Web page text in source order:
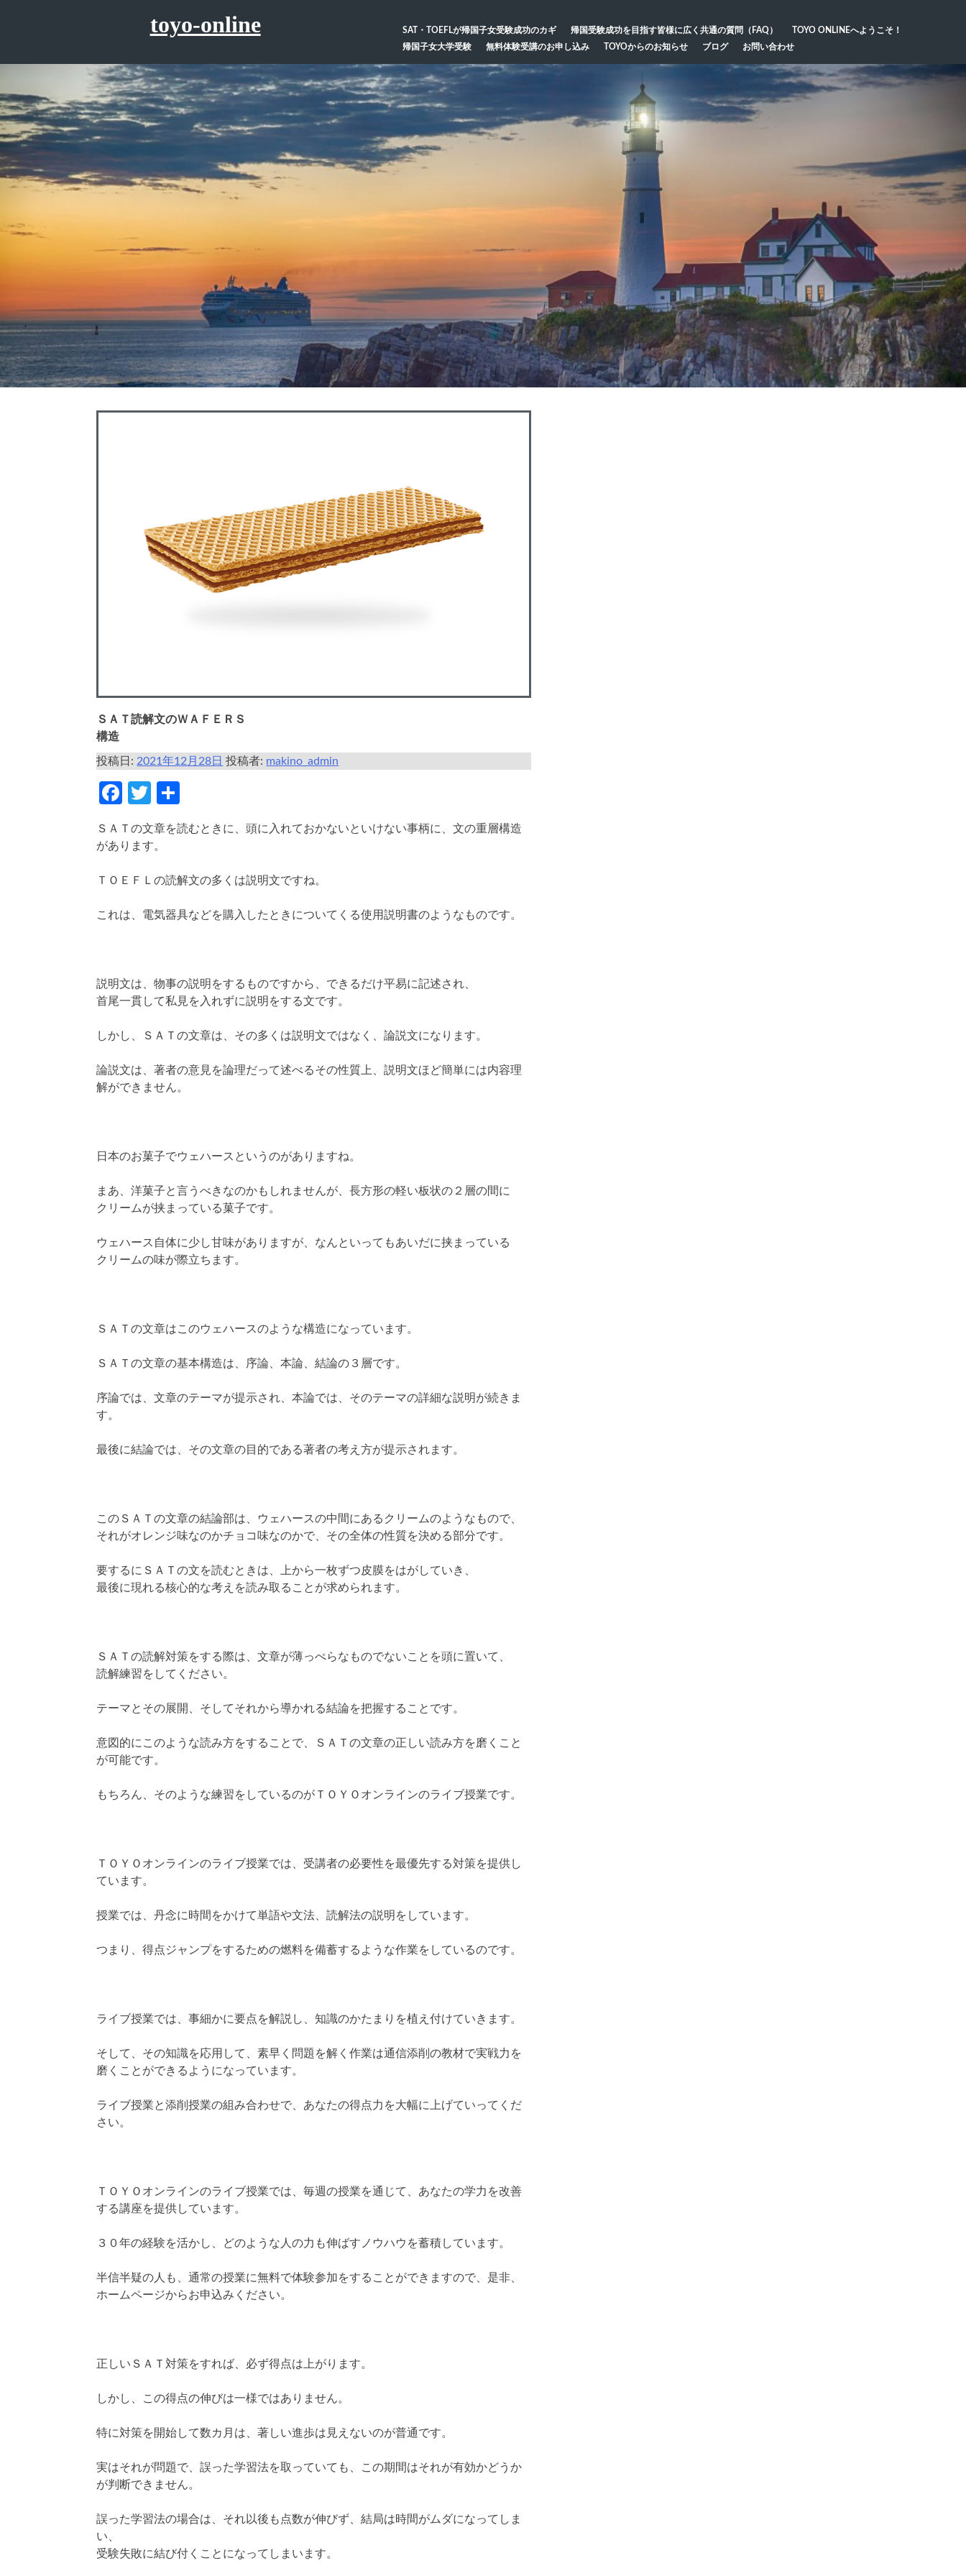
へ
ス
キ
ッ
プ
toyo-online SAT・TOEFLが帰国子女受験成功のカギ 帰国受験成功を目指す皆様に広く共通の質問（FAQ）
TOYO ONLINEへようこそ！
帰国子女大学受験
無料体験受講のお申し込み TOYOからのお知らせ ブログ お問い合わせ
ＳＡＴ読解文のＷＡＦＥＲＳ
構造
投稿日:2021年12月28日 投稿者: makino_admin
Facebook
Twitter
ＳＡＴの文章を読むときに、頭に入れておかないといけない事柄に、文の重層構造
があります。
ＴＯＥＦＬの読解文の多くは説明文ですね。
これは、電気器具などを購入したときについてくる使用説明書のようなものです。
説明文は、物事の説明をするものですから、できるだけ平易に記述され、
首尾一貫して私見を入れずに説明をする文です。
しかし、ＳＡＴの文章は、その多くは説明文ではなく、論説文になります。
論説文は、著者の意見を論理だって述べるその性質上、説明文ほど簡単には内容理
解ができません。
日本のお菓子でウェハースというのがありますね。
まあ、洋菓子と言うべきなのかもしれませんが、長方形の軽い板状の２層の間に
クリームが挟まっている菓子です。
ウェハース自体に少し甘味がありますが、なんといってもあいだに挟まっている
クリームの味が際立ちます。
ＳＡＴの文章はこのウェハースのような構造になっています。
ＳＡＴの文章の基本構造は、序論、本論、結論の３層です。
序論では、文章のテーマが提示され、本論では、そのテーマの詳細な説明が続きま
す。
最後に結論では、その文章の目的である著者の考え方が提示されます。
このＳＡＴの文章の結論部は、ウェハースの中間にあるクリームのようなもので、
それがオレンジ味なのかチョコ味なのかで、その全体の性質を決める部分です。
要するにＳＡＴの文を読むときは、上から一枚ずつ皮膜をはがしていき、
最後に現れる核心的な考えを読み取ることが求められます。
ＳＡＴの読解対策をする際は、文章が薄っぺらなものでないことを頭に置いて、
読解練習をしてください。
テーマとその展開、そしてそれから導かれる結論を把握することです。
意図的にこのような読み方をすることで、ＳＡＴの文章の正しい読み方を磨くこと
が可能です。
もちろん、そのような練習をしているのがＴＯＹＯオンラインのライブ授業です。
ＴＯＹＯオンラインのライブ授業では、受講者の必要性を最優先する対策を提供し
ています。
授業では、丹念に時間をかけて単語や文法、読解法の説明をしています。
つまり、得点ジャンプをするための燃料を備蓄するような作業をしているのです。
ライブ授業では、事細かに要点を解説し、知識のかたまりを植え付けていきます。
そして、その知識を応用して、素早く問題を解く作業は通信添削の教材で実戦力を
磨くことができるようになっています。
ライブ授業と添削授業の組み合わせで、あなたの得点力を大幅に上げていってくだ
さい。
ＴＯＹＯオンラインのライブ授業では、毎週の授業を通じて、あなたの学力を改善
する講座を提供しています。
３０年の経験を活かし、どのような人の力も伸ばすノウハウを蓄積しています。
半信半疑の人も、通常の授業に無料で体験参加をすることができますので、是非、
ホームページからお申込みください。
正しいＳＡＴ対策をすれば、必ず得点は上がります。
しかし、この得点の伸びは一様ではありません。
特に対策を開始して数カ月は、著しい進歩は見えないのが普通です。
実はそれが問題で、誤った学習法を取っていても、この期間はそれが有効かどうか
が判断できません。
誤った学習法の場合は、それ以後も点数が伸びず、結局は時間がムダになってしま
い、
受験失敗に結び付くことになってしまいます。